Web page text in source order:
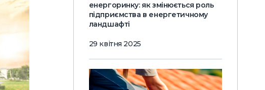
енергоринку: як змінюється роль
підприємства в енергетичному
ландшафті
29 квітня 2025